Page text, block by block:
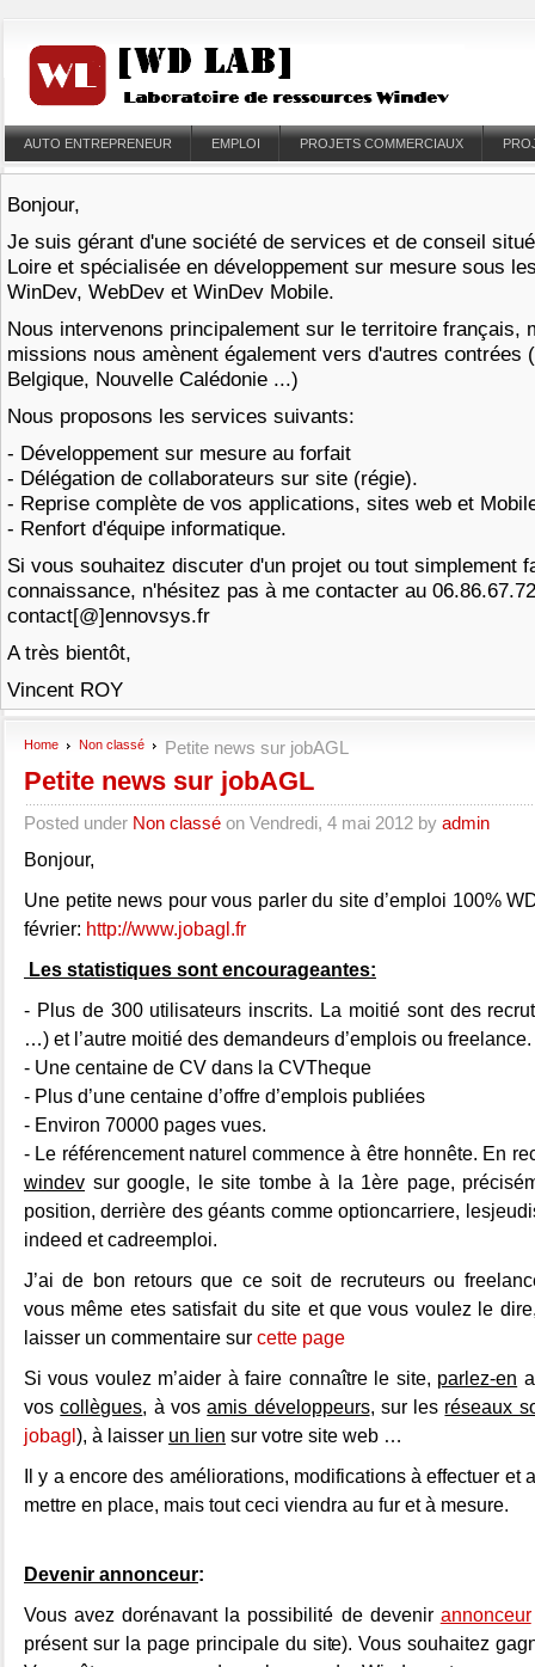
AUTO ENTREPRENEUR EMPLOI PROJETS COMMERCIAUX
Bonjour,
Je suis gérant d'une société de services et de conseil
Loire et spécialisée en développement sur mesure sous
WinDev, WebDev et WinDev Mobile.
Nous intervenons principalement sur le territoire français,
missions nous amènent également vers d'autres contrées
Belgique, Nouvelle Calédonie ...)
Nous proposons les services suivants:
- Développement sur mesure au forfait
- Délégation de collaborateurs sur site (régie).
- Reprise complète de vos applications, sites web et
- Renfort d'équipe informatique.
Si vous souhaitez discuter d'un projet ou tout simplement
connaissance, n'hésitez pas à me contacter au
contact[@]ennovsys.fr
A très bientôt,
Vincent ROY
Home Non classé Petite news sur jobAGL
Petite news sur jobAGL
Posted under Non classé on Vendredi, 4 mai 2012 by admin
Bonjour,
Une petite news pour vous parler du site d’emploi 100%
février: http://www.jobagl.fr
Les statistiques sont encourageantes:
- Plus de 300 utilisateurs inscrits. La moitié sont des
…) et l’autre moitié des demandeurs d’emplois ou freelance.
- Une centaine de CV dans la CVTheque
- Plus d’une centaine d’offre d’emplois publiées
- Environ 70000 pages vues.
- Le référencement naturel commence à être honnête. En
windev sur google, le site tombe à la 1ère page,
position, derrière des géants comme optioncarriere,
indeed et cadreemploi.
J’ai de bon retours que ce soit de recruteurs ou
vous même etes satisfait du site et que vous voulez le
laisser un commentaire sur cette page
Si vous voulez m’aider à faire connaître le site, parlez-en
voscollègues, à vosamis développeurs, sur les réseaux
jobagl), à laisser un lien sur votre site web …
Il y a encore des améliorations, modifications à effectuer et
mettre en place, mais tout ceci viendra au fur et à mesure.
Devenir annonceur:
Vous avez dorénavant la possibilité de devenir annonceur
présent sur la page principale du site). Vous souhaitez